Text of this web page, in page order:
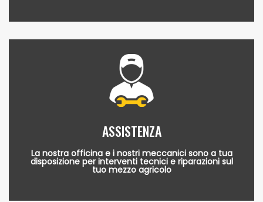
ASSISTENZA
La nostra officina e i nostri meccanici sono a tua
disposizione per interventi tecnici e riparazioni sul
tuo mezzo agricolo